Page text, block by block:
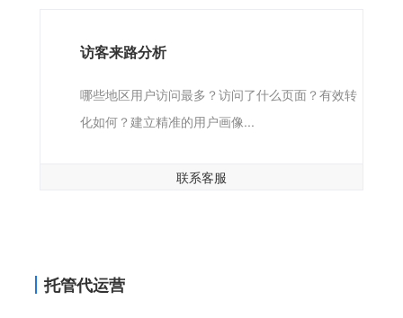
访客来路分析
哪些地区用户访问最多？访问了什么页面？有效转
化如何？建立精准的用户画像...
联系客服
托管代运营